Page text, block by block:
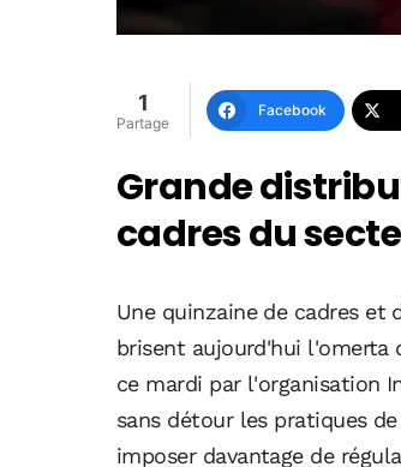
1
Partage
Facebook
Grande
cadres du
Une quinzaine de cadres et
brisent aujourd'hui l'omerta
ce mardi par l'organisation
sans détour les pratiques
imposer davantage de